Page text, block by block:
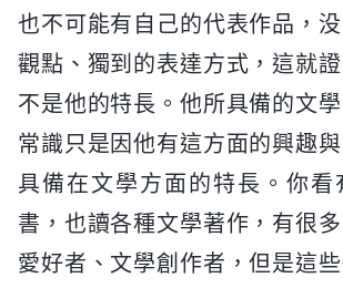
也不可能有自己的代表作品，
觀點、獨到的表達方式，這就
不是他的特長。他所具備的文
常識只是因他有這方面的興趣
具備在文學方面的特長。你看
書，也讀各種文學著作，有很
愛好者、文學創作者，但是這